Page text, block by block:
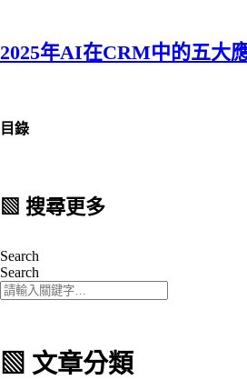
2025年AI在CRM中的五大
目錄
▧ 搜尋更多
Search
Search
▧ 文章分類